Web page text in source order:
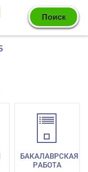
БАКАЛАВРСКАЯ
РАБОТА